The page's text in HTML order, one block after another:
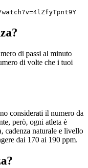
di passi al minuto
di volte che i tuoi
considerati il numero da
però, ogni atleta è
cadenza naturale e livello
dai 170 ai 190 ppm.